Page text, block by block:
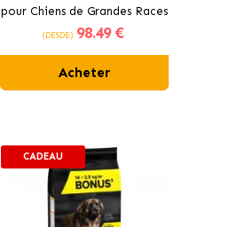
pour Chiens de Grandes Races
Pharmadiet
(DESDE) 98.49 €
Acheter
CADEAU